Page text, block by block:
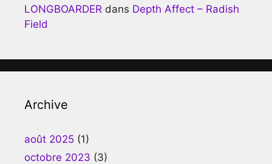
LONGBOARDER dans Depth Affect – Radish
Field
Archive
août 2025 (1)
octobre 2023 (3)